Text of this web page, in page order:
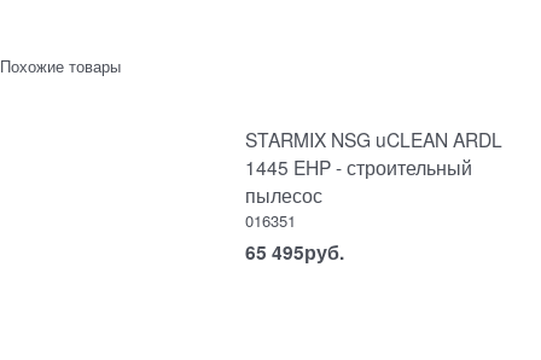
Похожие товары
STARMIX NSG uCLEAN ARDL
1445 EHP - строительный
пылесос
016351
65 495руб.